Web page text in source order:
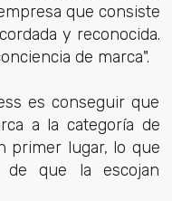
que consiste
y reconocida.
de marca".
es conseguir que
a la categoría de
primer lugar, lo que
de que la escojan